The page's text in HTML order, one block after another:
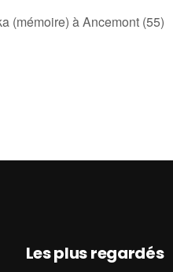
(mémoire) à Ancemont (55)
Les plus regardés